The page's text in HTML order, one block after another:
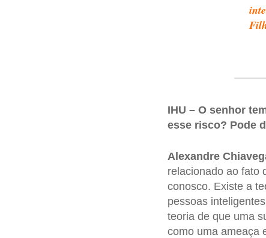
IHU – O senhor
esse risco? Pode
Alexandre
relacionado ao fato
conosco. Existe a
pessoas
teoria de que uma
como uma ameaça